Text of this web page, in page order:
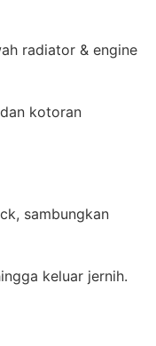
radiator & engine
kotoran
sambungkan
keluar jernih.